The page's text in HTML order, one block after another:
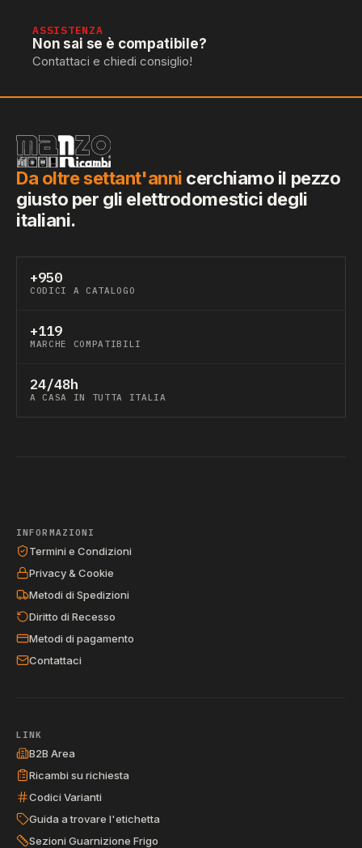
ASSISTENZA
Non sai se è compatibile?
Contattaci e chiedi consiglio!
Da oltre settant'anni cerchiamo il pezzo
giusto per gli elettrodomestici degli
italiani.
+950
CODICI A CATALOGO
+119
MARCHE COMPATIBILI
24/48h
A CASA IN TUTTA ITALIA
INFORMAZIONI
Termini e Condizioni
Privacy & Cookie
Metodi di Spedizioni
Diritto di Recesso
Metodi di pagamento
Contattaci
LINK
B2B Area
Ricambi su richiesta
Codici Varianti
Guida a trovare l'etichetta
Sezioni Guarnizione Frigo